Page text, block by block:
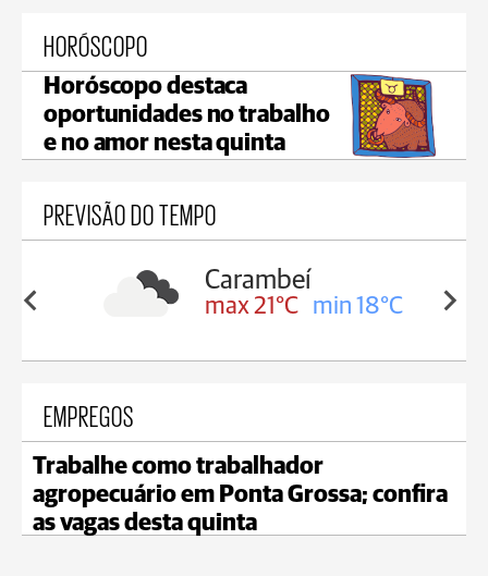
HORÓSCOPO
Horóscopo destaca
oportunidades no trabalho
e no amor nesta quinta
PREVISÃO DO TEMPO
19°C
Carambeí
max 21°C min 18°C
EMPREGOS
Trabalhe como trabalhador
agropecuário em Ponta Grossa; confira
as vagas desta quinta